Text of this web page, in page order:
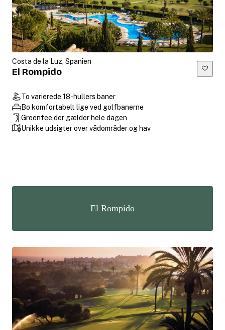
Costa de la Luz, Spanien
El Rompido
To varierede 18-hullers baner
Bo komfortabelt lige ved golfbanerne
Greenfee der gælder hele dagen
Unikke udsigter over vådområder og hav
El Rompido